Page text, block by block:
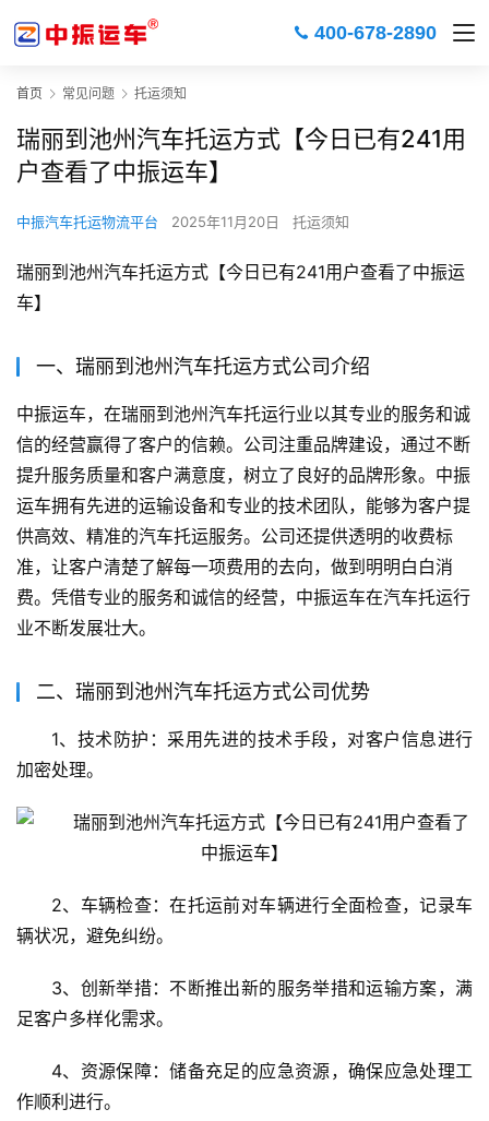
400-678-2890
首页 常见问题 托运须知
瑞丽到池州汽车托运方式【今日已有241用
户查看了中振运车】
中振汽车托运物流平台 2025年11月20日 托运须知
瑞丽到池州汽车托运方式【今日已有241用户查看了中振运
车】
一、瑞丽到池州汽车托运方式公司介绍
中振运车，在瑞丽到池州汽车托运行业以其专业的服务和诚
信的经营赢得了客户的信赖。公司注重品牌建设，通过不断
提升服务质量和客户满意度，树立了良好的品牌形象。中振
运车拥有先进的运输设备和专业的技术团队，能够为客户提
供高效、精准的汽车托运服务。公司还提供透明的收费标
准，让客户清楚了解每一项费用的去向，做到明明白白消
费。凭借专业的服务和诚信的经营，中振运车在汽车托运行
业不断发展壮大。
二、瑞丽到池州汽车托运方式公司优势
1、技术防护：采用先进的技术手段，对客户信息进行
加密处理。
2、车辆检查：在托运前对车辆进行全面检查，记录车
辆状况，避免纠纷。
3、创新举措：不断推出新的服务举措和运输方案，满
足客户多样化需求。
4、资源保障：储备充足的应急资源，确保应急处理工
作顺利进行。